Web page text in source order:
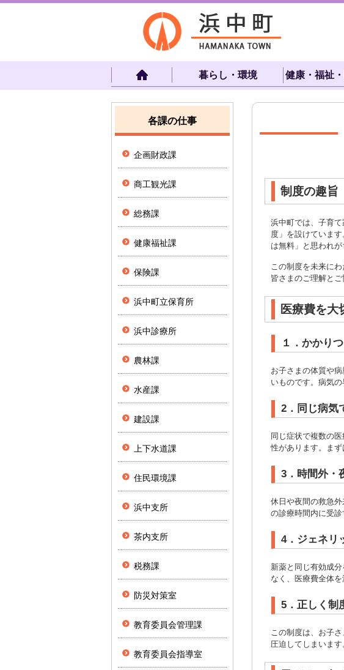
暮らし・環境 健康・福祉
制度の趣旨
浜中町では、子育
度」を設けていま
は無料」と思われ
この制度を未来に
皆さまのご理解とご
医療費を大
１．かかり
お子さまの体質や
いものです。病気
2．同じ病気
同じ症状で複数の
性があります。まず
3．時間外・
休日や夜間の救急
の診療時間内に受診
4．ジェネリ
新薬と同じ有効成
なく、医療費全体を
5．正しく制
この制度は、お子
圧迫してしまいま
各課の仕事
企画財政課
商工観光課
総務課
健康福祉課
保険課
浜中町立保育所
浜中診療所
農林課
水産課
建設課
上下水道課
住民環境課
浜中支所
茶内支所
税務課
防災対策室
教育委員会管理課
教育委員会指導室